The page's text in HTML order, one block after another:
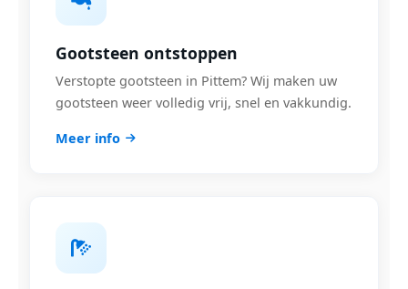
Gootsteen ontstoppen
Verstopte gootsteen in Pittem? Wij maken uw
gootsteen weer volledig vrij, snel en vakkundig.
Meer info